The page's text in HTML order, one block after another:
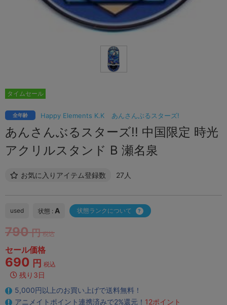
Happy Elements K.K あんさんぶるスターズ!
全年齢
あんさんぶるスターズ!! 中国限定 時光
アクリルスタンド B 瀬名泉
お気に入りアイテム登録数 27人
タイムセール
used 状態 : A 状態ランクについて
790 円 税込
セール価格
690 円 税込
残り3日
5,000円以上のお買い上げで送料無料！
アニメイトポイント連携済みで2%還元！ 12ポイント